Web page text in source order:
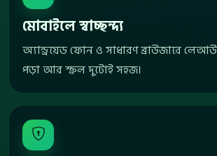
মোবাইলে স্বাচ্ছন্দ্য
অ্যান্ড্রয়েড ফোন ও সাধারণ ব্রাউজারে
পড়া আর স্ক্রল দুটোই সহজ।